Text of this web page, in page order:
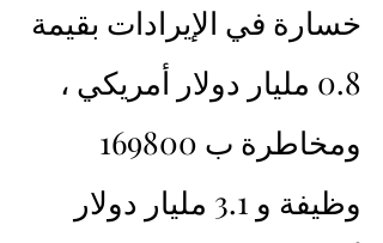
خسارة في الإيرادات بقيمة
0.8 مليار دولار أمريكي ،
وظيفة و 3.1 مليار دولار